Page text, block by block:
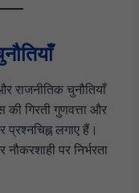
राजनीतिक चुनौतियाँ
की गिरती गुणवत्ता और
प्रश्नचिह्न लगाए हैं।
पर निर्भरता